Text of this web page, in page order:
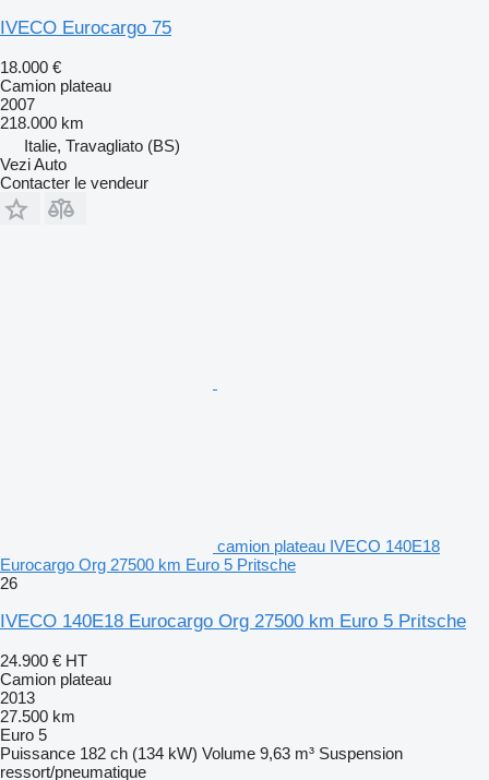
IVECO Eurocargo 75
18.000 €
Camion plateau
2007
218.000 km
Italie, Travagliato (BS)
Vezi Auto
Contacter le vendeur
camion plateau IVECO 140E18
Eurocargo Org 27500 km Euro 5 Pritsche
26
IVECO 140E18 Eurocargo Org 27500 km Euro 5 Pritsche
24.900 € HT
Camion plateau
2013
27.500 km
Euro 5
Puissance 182 ch (134 kW) Volume 9,63 m³ Suspension
ressort/pneumatique